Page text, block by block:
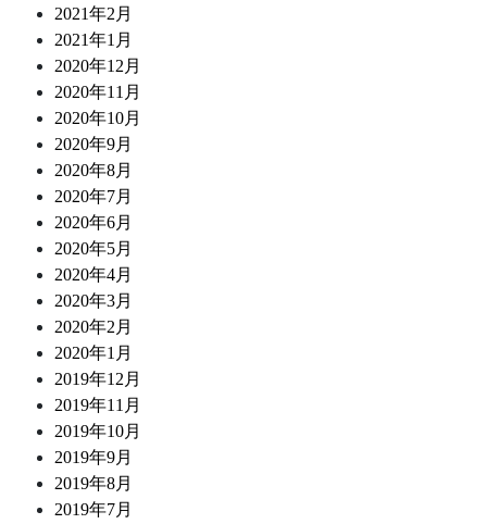
2021年2月
2021年1月
2020年12月
2020年11月
2020年10月
2020年9月
2020年8月
2020年7月
2020年6月
2020年5月
2020年4月
2020年3月
2020年2月
2020年1月
2019年12月
2019年11月
2019年10月
2019年9月
2019年8月
2019年7月